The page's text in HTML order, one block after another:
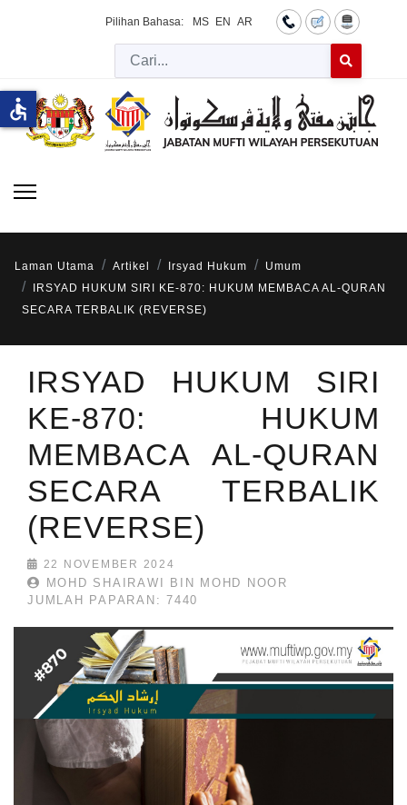
Pilihan Bahasa: MS EN AR
Cari
Laman Utama Artikel Irsyad Hukum
Umum
IRSYAD HUKUM SIRI KE-870: HUKUM MEMBACA AL-QURAN
SECARA TERBALIK (REVERSE)
IRSYAD HUKUM SIRI
KE-870: HUKUM
MEMBACA AL-QURAN
SECARA TERBALIK
(REVERSE)
22 NOVEMBER 2024
MOHD SHAIRAWI BIN MOHD NOOR
JUMLAH PAPARAN: 7440
accessible